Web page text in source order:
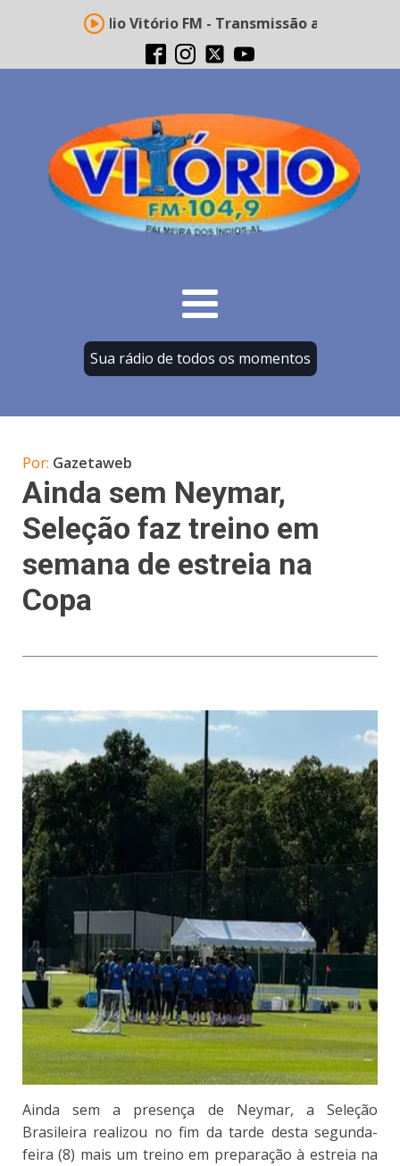
Rádio Vitório FM - Transmissão ao vivo
Sua rádio de todos os momentos
Por: Gazetaweb
Ainda sem Neymar,
Seleção faz treino em
semana de estreia na
Copa
Ainda sem a presença de Neymar, a Seleção
Brasileira realizou no fim da tarde desta segunda-
feira (8) mais um treino em preparação à estreia na